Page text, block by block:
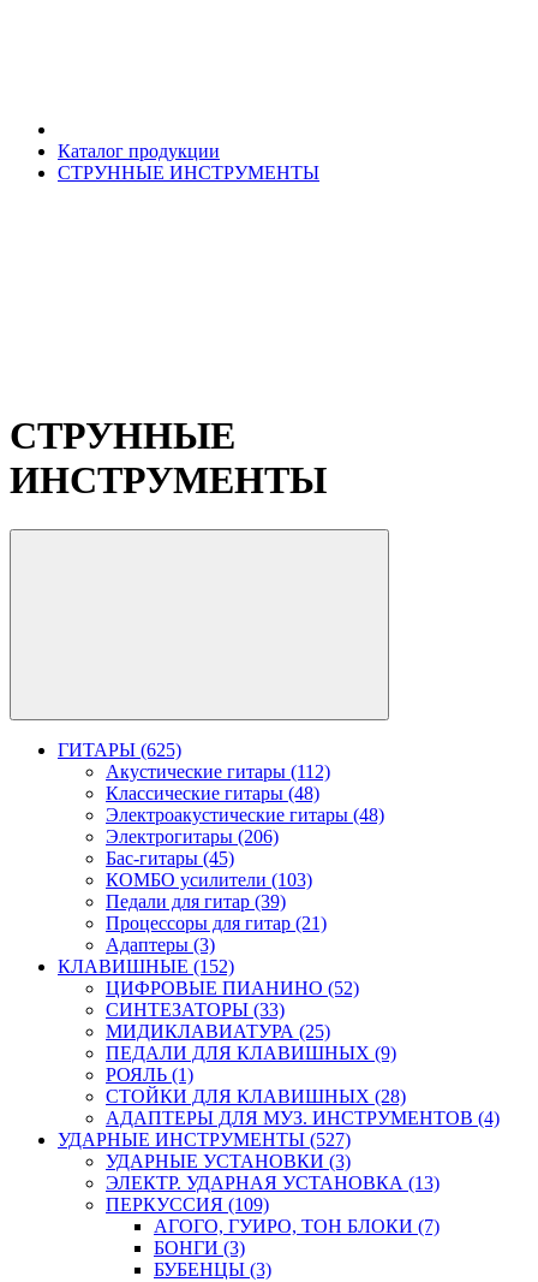
Каталог продукции
СТРУННЫЕ ИНСТРУМЕНТЫ
СТРУННЫЕ
ИНСТРУМЕНТЫ
ГИТАРЫ (625)
Акустические гитары (112)
Классические гитары (48)
Электроакустические гитары (48)
Электрогитары (206)
Бас-гитары (45)
КОМБО усилители (103)
Педали для гитар (39)
Процессоры для гитар (21)
Адаптеры (3)
КЛАВИШНЫЕ (152)
ЦИФРОВЫЕ ПИАНИНО (52)
СИНТЕЗАТОРЫ (33)
МИДИКЛАВИАТУРА (25)
ПЕДАЛИ ДЛЯ КЛАВИШНЫХ (9)
РОЯЛЬ (1)
СТОЙКИ ДЛЯ КЛАВИШНЫХ (28)
АДАПТЕРЫ ДЛЯ МУЗ. ИНСТРУМЕНТОВ (4)
УДАРНЫЕ ИНСТРУМЕНТЫ (527)
УДАРНЫЕ УСТАНОВКИ (3)
ЭЛЕКТР. УДАРНАЯ УСТАНОВКА (13)
ПЕРКУССИЯ (109)
АГОГО, ГУИРО, ТОН БЛОКИ (7)
БОНГИ (3)
БУБЕНЦЫ (3)